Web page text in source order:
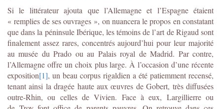
Si le littérateur ajouta que l’Allemagne et l’Espagne étaient
« remplies de ses ouvrages », on nuancera le propos en constatant
que dans la péninsule Ibérique, les témoins de l’art de Rigaud sont
finalement assez rares, concentrés aujourd’hui pour leur majorité
au musée du Prado ou au Palais royal de Madrid. Par contre,
l’Allemagne offre un choix plus large. À l’occasion d’une récente
exposition[1], un beau corpus rigaldien a été patiemment recensé,
tenant ainsi la dragée haute aux œuvres de Gobert, très diffusées
outre-Rhin, ou celles de Vivien. Face à eux, Largillierre ou